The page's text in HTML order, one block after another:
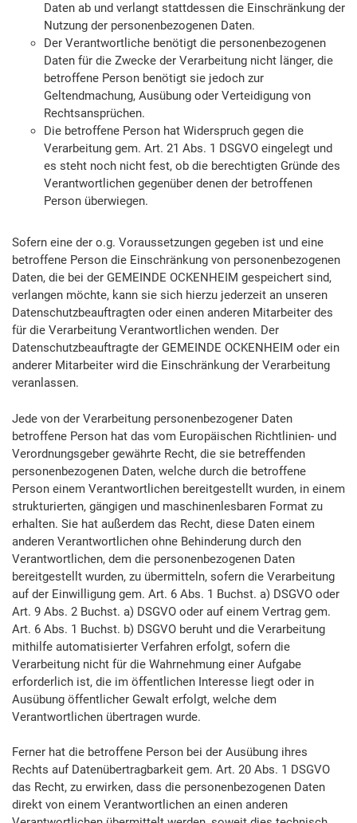
Daten ab und verlangt stattdessen die Einschränkung der
Nutzung der personenbezogenen Daten.
Der Verantwortliche benötigt die personenbezogenen
Daten für die Zwecke der Verarbeitung nicht länger, die
betroffene Person benötigt sie jedoch zur
Geltendmachung, Ausübung oder Verteidigung von
Rechtsansprüchen.
Die betroffene Person hat Widerspruch gegen die
Verarbeitung gem. Art. 21 Abs. 1 DSGVO eingelegt und
es steht noch nicht fest, ob die berechtigten Gründe des
Verantwortlichen gegenüber denen der betroffenen
Person überwiegen.
Sofern eine der o.g. Voraussetzungen gegeben ist und eine
betroffene Person die Einschränkung von personenbezogenen
Daten, die bei der GEMEINDE OCKENHEIM gespeichert sind,
verlangen möchte, kann sie sich hierzu jederzeit an unseren
Datenschutzbeauftragten oder einen anderen Mitarbeiter des
für die Verarbeitung Verantwortlichen wenden. Der
Datenschutzbeauftragte der GEMEINDE OCKENHEIM oder ein
anderer Mitarbeiter wird die Einschränkung der Verarbeitung
veranlassen.
Jede von der Verarbeitung personenbezogener Daten
betroffene Person hat das vom Europäischen Richtlinien- und
Verordnungsgeber gewährte Recht, die sie betreffenden
personenbezogenen Daten, welche durch die betroffene
Person einem Verantwortlichen bereitgestellt wurden, in einem
strukturierten, gängigen und maschinenlesbaren Format zu
erhalten. Sie hat außerdem das Recht, diese Daten einem
anderen Verantwortlichen ohne Behinderung durch den
Verantwortlichen, dem die personenbezogenen Daten
bereitgestellt wurden, zu übermitteln, sofern die Verarbeitung
auf der Einwilligung gem. Art. 6 Abs. 1 Buchst. a) DSGVO oder
Art. 9 Abs. 2 Buchst. a) DSGVO oder auf einem Vertrag gem.
Art. 6 Abs. 1 Buchst. b) DSGVO beruht und die Verarbeitung
mithilfe automatisierter Verfahren erfolgt, sofern die
Verarbeitung nicht für die Wahrnehmung einer Aufgabe
erforderlich ist, die im öffentlichen Interesse liegt oder in
Ausübung öffentlicher Gewalt erfolgt, welche dem
Verantwortlichen übertragen wurde.
Ferner hat die betroffene Person bei der Ausübung ihres
Rechts auf Datenübertragbarkeit gem. Art. 20 Abs. 1 DSGVO
das Recht, zu erwirken, dass die personenbezogenen Daten
direkt von einem Verantwortlichen an einen anderen